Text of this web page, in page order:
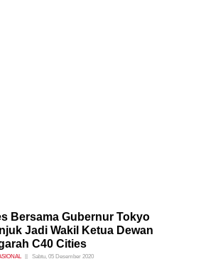
Bersama Gubernur Tokyo
Jadi Wakil Ketua Dewan
C40 Cities
Sabtu, 05 Desember 2020